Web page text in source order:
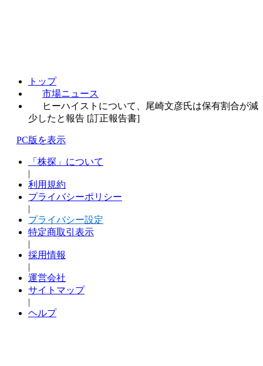
トップ
市場ニュース
ヒーハイストについて、尾崎文彦氏は保有割合が減
少したと報告 [訂正報告書]
PC版を表示
「株探」について
|
利用規約
プライバシーポリシー
|
プライバシー設定
特定商取引表示
|
採用情報
|
運営会社
サイトマップ
|
ヘルプ